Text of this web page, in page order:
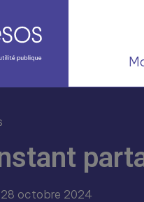
28 octobre 2024